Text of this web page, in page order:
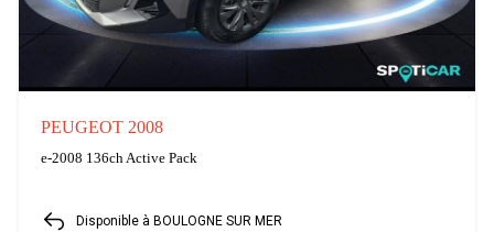
PEUGEOT 2008
e-2008 136ch Active Pack
Disponible à BOULOGNE SUR MER